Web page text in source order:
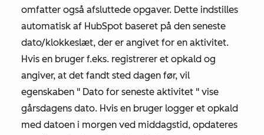
omfatter også afsluttede opgaver. Dette indstilles
automatisk af HubSpot baseret på den seneste
dato/klokkeslæt, der er angivet for en aktivitet.
Hvis en bruger f.eks. registrerer et opkald og
angiver, at det fandt sted dagen før, vil
egenskaben " Dato for seneste aktivitet " vise
gårsdagens dato. Hvis en bruger logger et opkald
med datoen i morgen ved middagstid, opdateres